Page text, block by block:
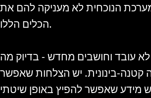
הנוכחית לא מעניקה להם את
הכלים הללו.
עובד וחושבים מחדש - בדיוק מה
בינונית. יש הצלחות שאפשר
מידע שאפשר להפיץ באופן שיטתי